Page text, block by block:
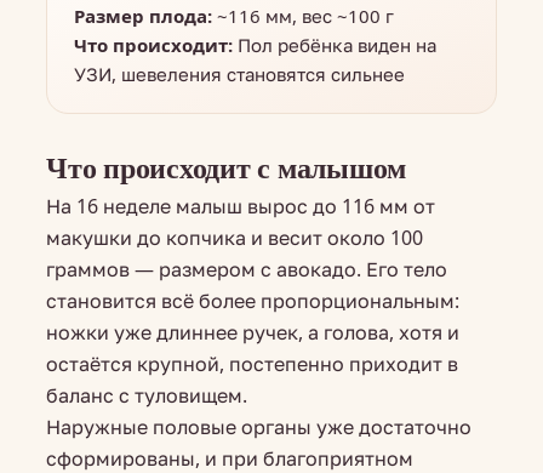
Размер плода: ~116 мм, вес ~100 г
Что происходит: Пол ребёнка виден на
УЗИ, шевеления становятся сильнее
Что происходит с малышом
На 16 неделе малыш вырос до 116 мм от
макушки до копчика и весит около 100
граммов — размером с авокадо. Его тело
становится всё более пропорциональным:
ножки уже длиннее ручек, а голова, хотя и
остаётся крупной, постепенно приходит в
баланс с туловищем.
Наружные половые органы уже достаточно
сформированы, и при благоприятном